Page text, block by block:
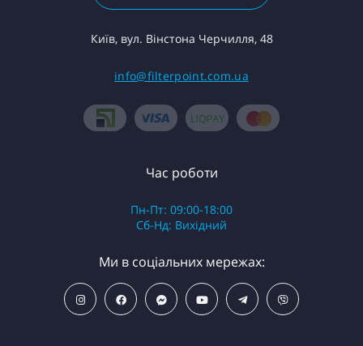
Київ, вул. Вінстона Черчилля, 48
info@filterpoint.com.ua
Час роботи
Пн-Пт: 09:00-18:00
Сб-Нд: Вихідний
Ми в соціальних мережах: